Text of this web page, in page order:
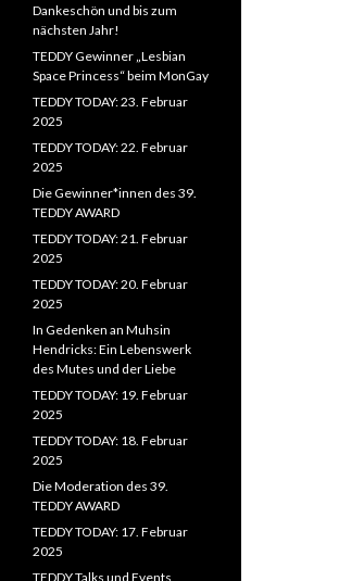
Dankeschön und bis zum
nächsten Jahr!
TEDDY Gewinner „Lesbian
Space Princess“ beim MonGay
TEDDY TODAY: 23. Februar
2025
TEDDY TODAY: 22. Februar
2025
Die Gewinner*innen des 39.
TEDDY AWARD
TEDDY TODAY: 21. Februar
2025
TEDDY TODAY: 20. Februar
2025
In Gedenken an Muhsin
Hendricks: Ein Lebenswerk
des Mutes und der Liebe
TEDDY TODAY: 19. Februar
2025
TEDDY TODAY: 18. Februar
2025
Die Moderation des 39.
TEDDY AWARD
TEDDY TODAY: 17. Februar
2025
TEDDY Talks und Events